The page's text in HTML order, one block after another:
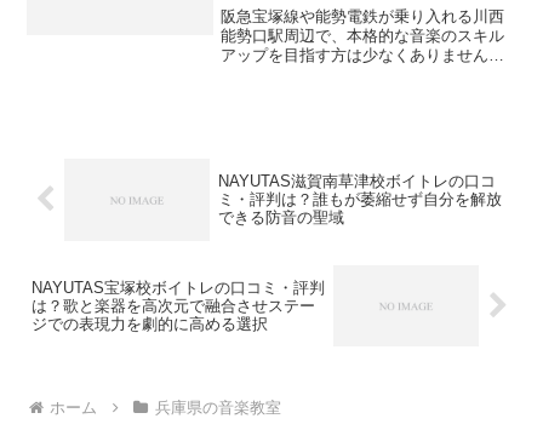
ン
阪急宝塚線や能勢電鉄が乗り入れる川西
能勢口駅周辺で、本格的な音楽のスキル
アップを目指す方は少なくありません。
NAYUTAS滋賀南草津校ボイトレの口コ
ミ・評判は？誰もが萎縮せず自分を解放
できる防音の聖域
NAYUTAS宝塚校ボイトレの口コミ・評判
は？歌と楽器を高次元で融合させステー
ジでの表現力を劇的に高める選択
ホーム 兵庫県の音楽教室